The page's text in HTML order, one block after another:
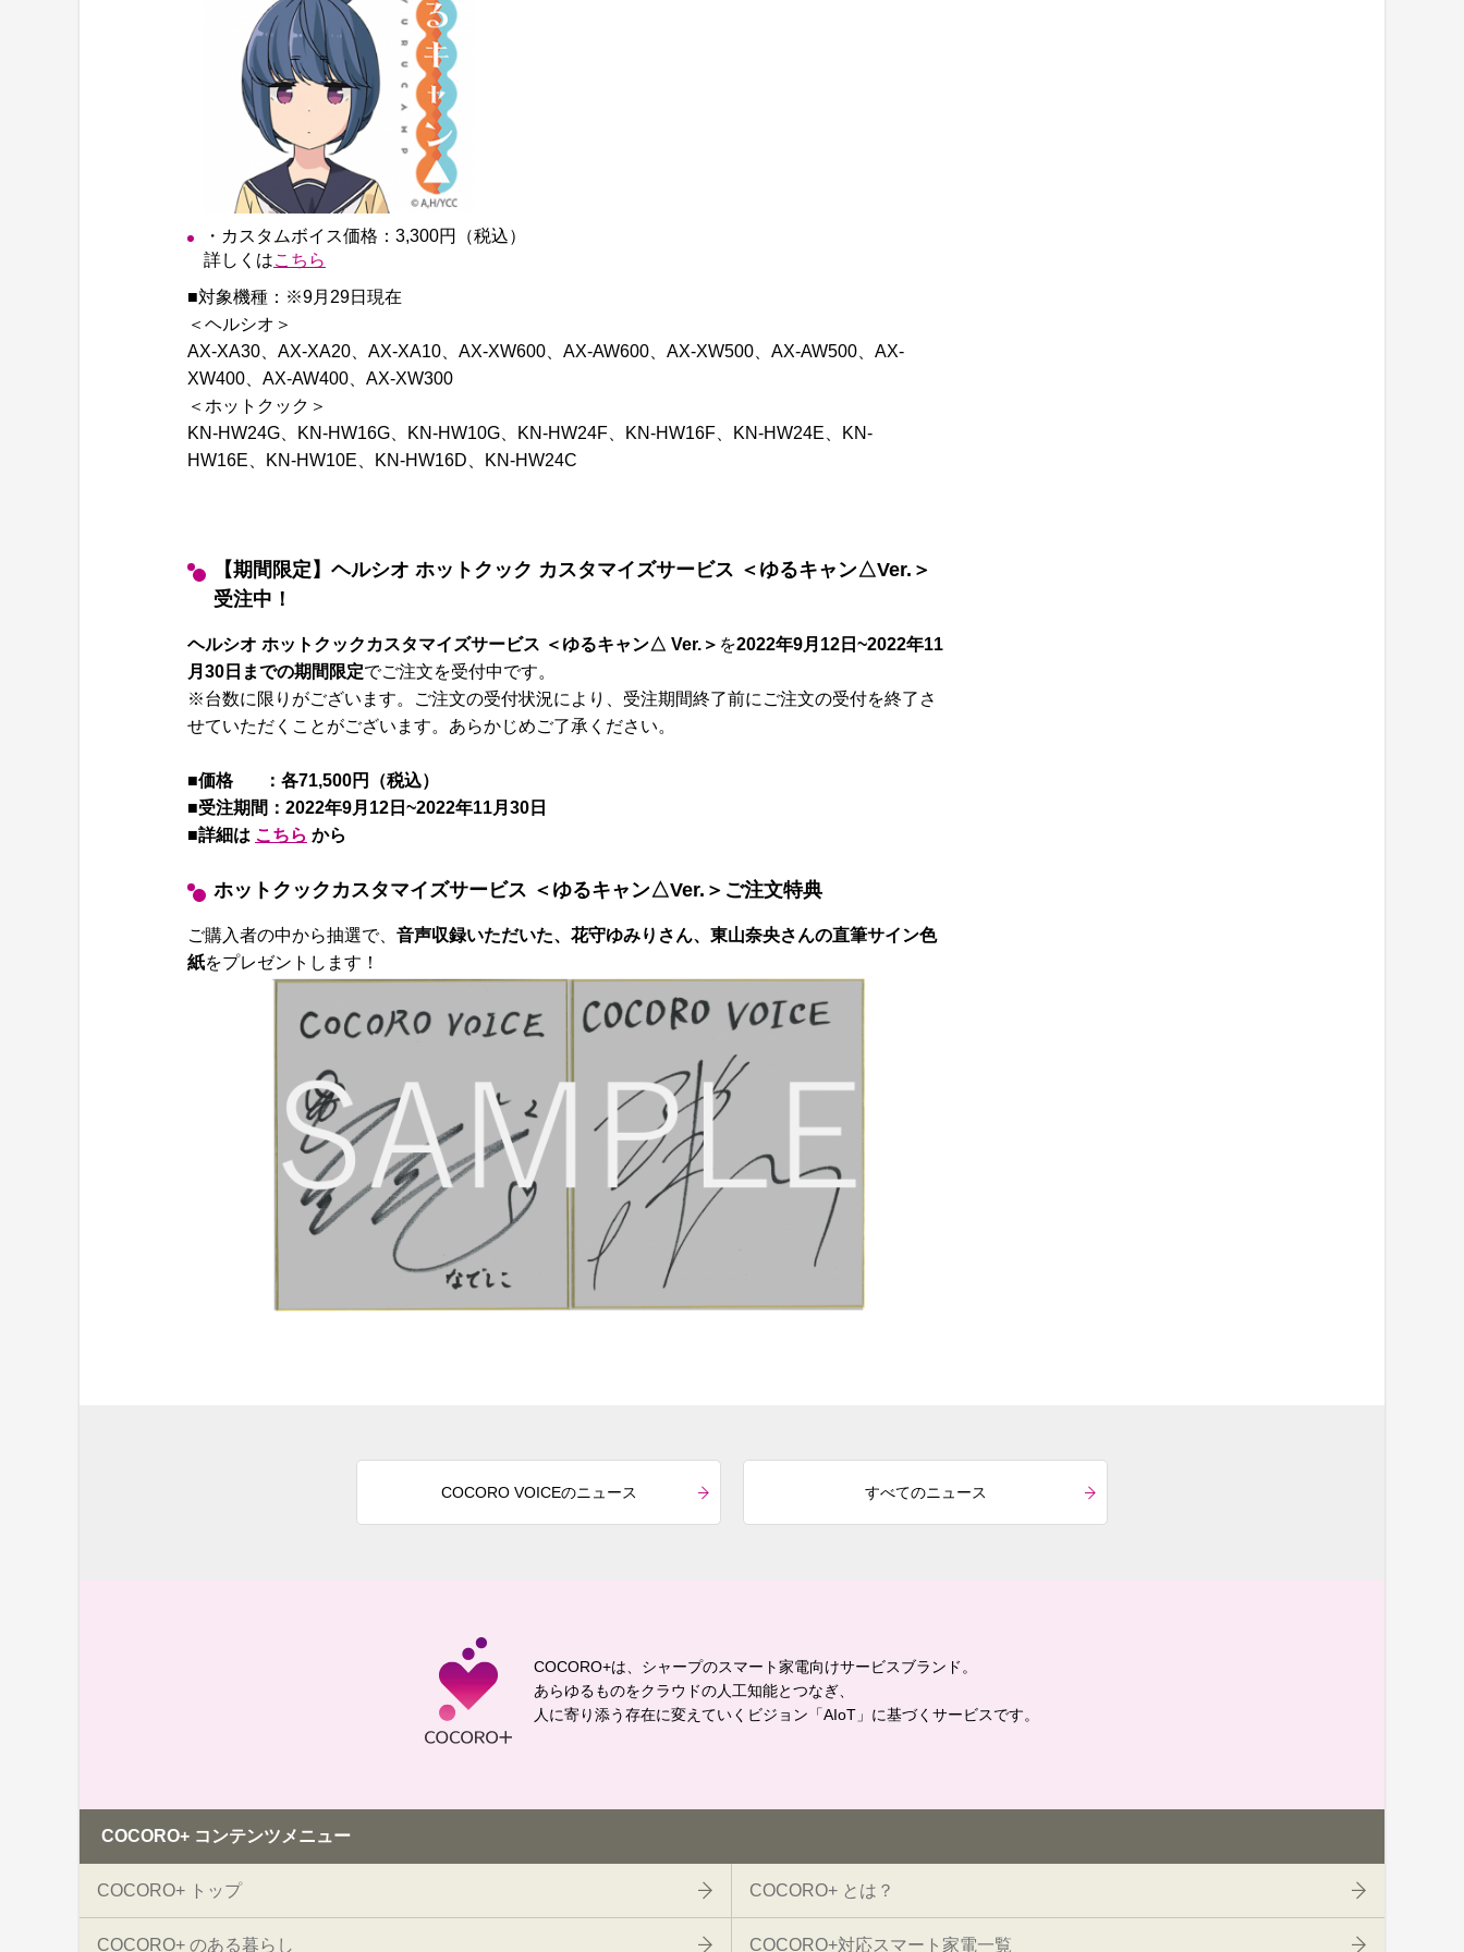
・カスタムボイス価格：3,300円（税込）
詳しくはこちら
■対象機種：※9月29日現在
＜ヘルシオ＞
AX-XA30、AX-XA20、AX-XA10、AX-XW600、AX-AW600、AX-XW500、AX-AW500、AX-
XW400、AX-AW400、AX-XW300
＜ホットクック＞
KN-HW24G、KN-HW16G、KN-HW10G、KN-HW24F、KN-HW16F、KN-HW24E、KN-
HW16E、KN-HW10E、KN-HW16D、KN-HW24C
【期間限定】ヘルシオ ホットクック カスタマイズサービス ＜ゆるキャン△Ver.＞
受注中！
ヘルシオ ホットクックカスタマイズサービス ＜ゆるキャン△ Ver.＞ を2022年9月12日~2022年11
月30日までの期間限定でご注文を受付中です。
※台数に限りがございます。ご注文の受付状況により、受注期間終了前にご注文の受付を終了さ
せていただくことがございます。あらかじめご了承ください。
■価格 ：各71,500円（税込）
■受注期間：2022年9月12日~2022年11月30日
■詳細は こちら から
ホットクックカスタマイズサービス ＜ゆるキャン△Ver.＞ご注文特典
ご購入者の中から抽選で、 音声収録いただいた、花守ゆみりさん、東山奈央さんの直筆サイン色
紙をプレゼントします！
COCORO VOICEのニュース すべてのニュース
COCORO+は、シャープのスマート家電向けサービスブランド。
あらゆるものをクラウドの人工知能とつなぎ、
人に寄り添う存在に変えていくビジョン「AIoT」に基づくサービスです。
COCORO+ コンテンツメニュー
COCORO+ トップ COCORO+ とは？
COCORO+ のある暮らし COCORO+対応スマート家電一覧